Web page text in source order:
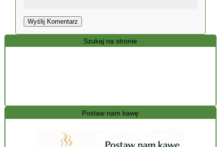
Szukaj na stronie
Postaw nam kawę
Wyślij Komentarz